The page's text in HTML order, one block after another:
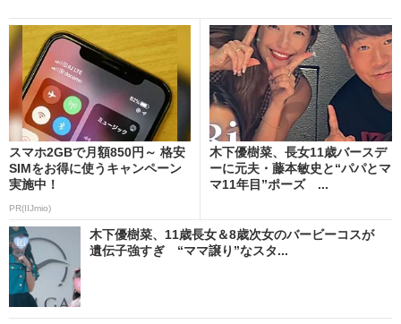
スマホ2GBで月額850円～ 格安
SIMをお得に使うキャンペーン
実施中！
PR(IIJmio)
木下優樹菜、長女11歳バースデ
ーに元夫・藤本敏史と“パパとマ
マ11年目”ポーズ ...
木下優樹菜、11歳長女＆8歳次女のバービーコスが
遺伝子強すぎ “ママ譲り”なスタ...